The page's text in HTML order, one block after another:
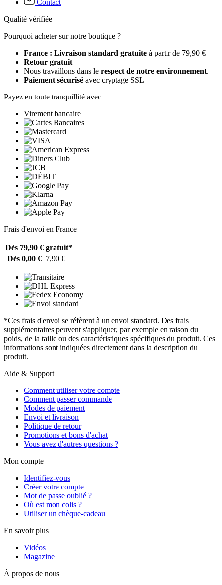
Contact
Qualité vérifiée
Pourquoi acheter sur notre boutique ?
France : Livraison standard gratuite à partir de 79,90 €
Retour gratuit
Nous travaillons dans le respect de notre environnement.
Paiement sécurisé avec cryptage SSL
Payez en toute tranquillité avec
Virement bancaire
Frais d'envoi en France
Dès 79,90 € gratuit*
Dès 0,00 € 7,90 €
*Ces frais d'envoi se réfèrent à un envoi standard. Des frais
supplémentaires peuvent s'appliquer, par exemple en raison du
poids, de la taille ou des caractéristiques spécifiques du produit. Ces
informations sont indiquées directement dans la description du
produit.
Aide & Support
Comment utiliser votre compte
Comment passer commande
Modes de paiement
Envoi et livraison
Politique de retour
Promotions et bons d'achat
Vous avez d'autres questions ?
Mon compte
Identifiez-vous
Créer votre compte
Mot de passe oublié ?
Où est mon colis ?
Utiliser un chèque-cadeau
En savoir plus
Vidéos
Magazine
À propos de nous